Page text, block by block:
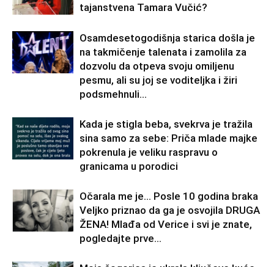
tajanstvena Tamara Vučić?
Osamdesetogodišnja starica došla je
na takmičenje talenata i zamolila za
dozvolu da otpeva svoju omiljenu
pesmu, ali su joj se voditeljka i žiri
podsmehnuli...
Kada je stigla beba, svekrva je tražila
sina samo za sebe: Priča mlade majke
pokrenula je veliku raspravu o
granicama u porodici
Očarala me je… Posle 10 godina braka
Veljko priznao da ga je osvojila DRUGA
ŽENA! Mlađa od Verice i svi je znate,
pogledajte prve...